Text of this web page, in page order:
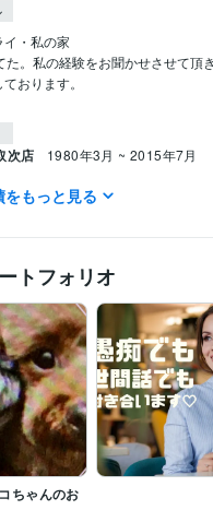
・私の家
た。私の経験をお聞かせさせて頂
おります。
次店 1980年3月 ~ 2015年7月
もっと見る
トフォリオ
ちゃんのお